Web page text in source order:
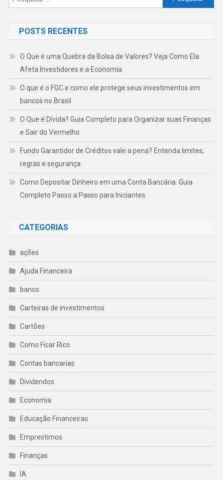
por:
POSTS RECENTES
O Que é uma Quebra da Bolsa de Valores? Veja Como Ela
Afeta Investidores e a Economia
O que é o FGC e como ele protege seus investimentos em
bancos no Brasil
O Que é Dívida? Guia Completo para Organizar suas Finanças
e Sair do Vermelho
Fundo Garantidor de Créditos vale a pena? Entenda limites,
regras e segurança
Como Depositar Dinheiro em uma Conta Bancária: Guia
Completo Passo a Passo para Iniciantes
CATEGORIAS
ações
Ajuda Financeira
banco
Carteiras de investimentos
Cartões
Como Ficar Rico
Contas bancarias
Dividendos
Economia
Educação Financeiras
Emprestimos
Finanças
IA